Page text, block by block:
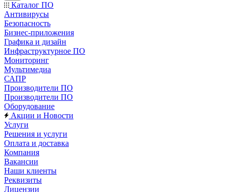
Каталог ПО
Антивирусы
Безопасность
Бизнес-приложения
Графика и дизайн
Инфраструктурное ПО
Мониторинг
Мультимедиа
САПР
Производители ПО
Производители ПО
Оборудование
Акции и Новости
Услуги
Решения и услуги
Оплата и доставка
Компания
Вакансии
Наши клиенты
Реквизиты
Лицензии